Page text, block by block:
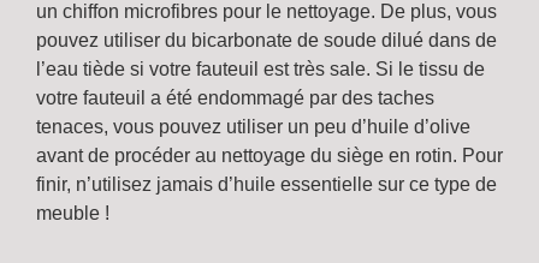
un chiffon microfibres pour le nettoyage. De plus, vous
pouvez utiliser du bicarbonate de soude dilué dans de
l’eau tiède si votre fauteuil est très sale. Si le tissu de
votre fauteuil a été endommagé par des taches
tenaces, vous pouvez utiliser un peu d’huile d’olive
avant de procéder au nettoyage du siège en rotin. Pour
finir, n’utilisez jamais d’huile essentielle sur ce type de
meuble !